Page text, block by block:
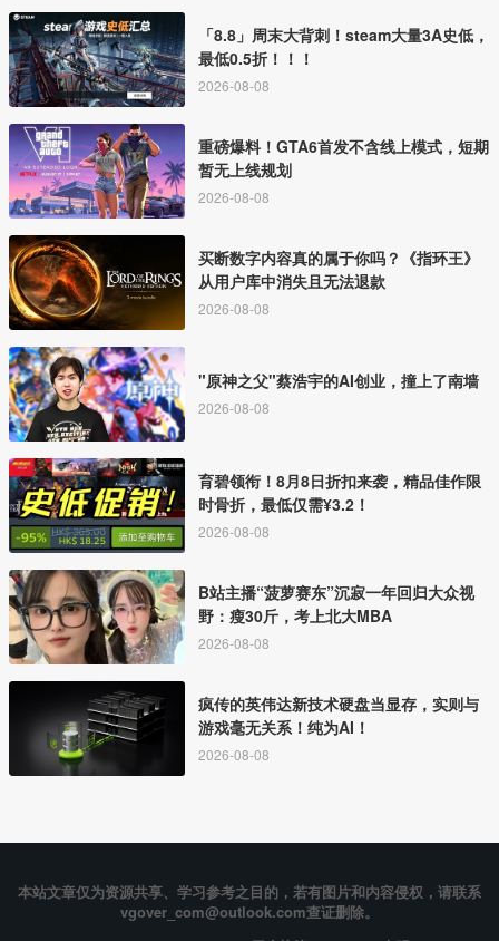
「8.8」周末大背刺！steam大量3A史低，
最低0.5折！！！
2026-08-08
重磅爆料！GTA6首发不含线上模式，短期
暂无上线规划
2026-08-08
买断数字内容真的属于你吗？《指环王》
从用户库中消失且无法退款
2026-08-08
"原神之父"蔡浩宇的AI创业，撞上了南墙
2026-08-08
育碧领衔！8月8日折扣来袭，精品佳作限
时骨折，最低仅需¥3.2！
2026-08-08
B站主播“菠萝赛东”沉寂一年回归大众视
野：瘦30斤，考上北大MBA
2026-08-08
疯传的英伟达新技术硬盘当显存，实则与
游戏毫无关系！纯为AI！
2026-08-08
本站文章仅为资源共享、学习参考之目的，若有图片和内容侵权，请联系
vgover_com@outlook.com查证删除。